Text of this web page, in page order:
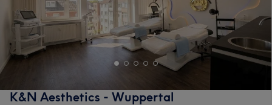
K&N Aesthetics - Wuppertal